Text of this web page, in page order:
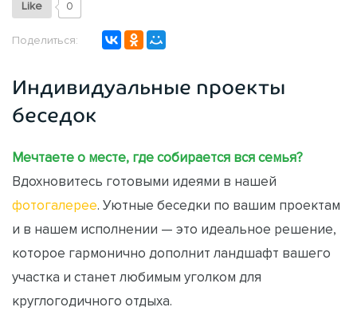
Like 0
Поделиться:
Индивидуальные проекты
беседок
Мечтаете о месте, где собирается вся семья?
Вдохновитесь готовыми идеями в нашей
фотогалерее. Уютные беседки по вашим проектам
и в нашем исполнении — это идеальное решение,
которое гармонично дополнит ландшафт вашего
участка и станет любимым уголком для
круглогодичного отдыха.